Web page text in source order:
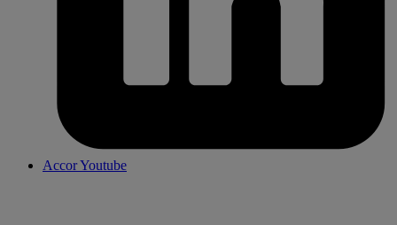
Accor Youtube